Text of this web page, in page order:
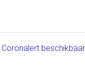
Coronalert